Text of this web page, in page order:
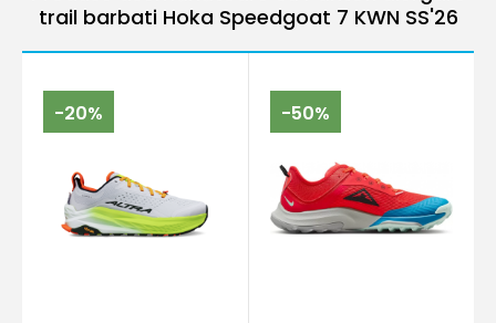
trail barbati Hoka Speedgoat 7 KWN SS'26
-20% -50%